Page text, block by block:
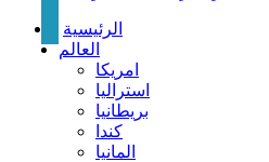
الرئيسية
العالم
امريكا
استراليا
بريطانيا
كندا
المانيا